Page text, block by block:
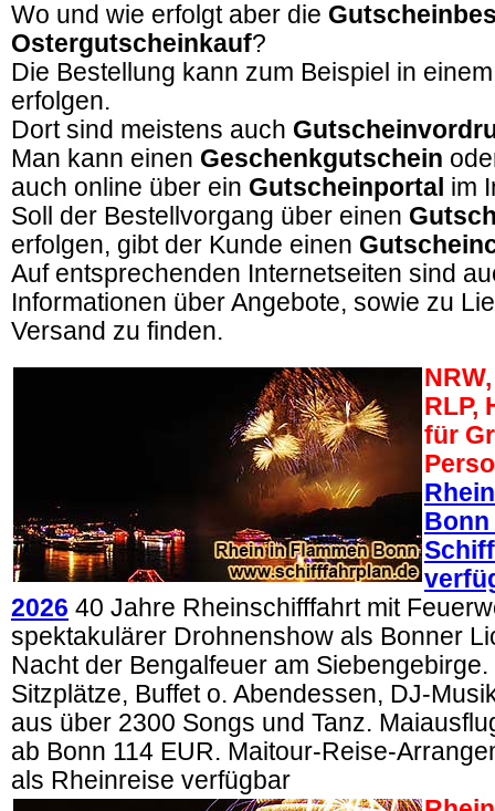
Wo und wie erfolgt aber die
Ostergutscheinkauf?
Die Bestellung kann zum Beispiel in
erfolgen.
Dort sind meistens auch
Man kann einen Geschenkgutschein
auch online über ein Gutscheinportal im
Soll der Bestellvorgang über einen
erfolgen, gibt der Kunde einen
Auf entsprechenden Internetseiten sind
Informationen über Angebote, sowie zu
Versand zu finden.
RLP,
für
Bonn
2026 40 Jahre Rheinschifffahrt mit
spektakulärer Drohnenshow als Bonner
Nacht der Bengalfeuer am
Sitzplätze, Buffet o. Abendessen, DJ-
aus über 2300 Songs und Tanz.
ab Bonn 114 EUR. Maitour-Reise-
als Rheinreise verfügbar